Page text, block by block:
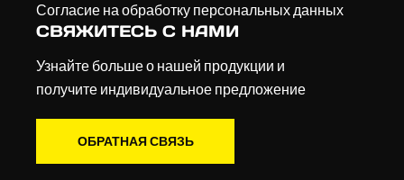
Согласие на обработку персональных данных
СВЯЖИТЕСЬ С НАМИ
Узнайте больше о нашей продукции и
получите индивидуальное предложение
ОБРАТНАЯ СВЯЗЬ